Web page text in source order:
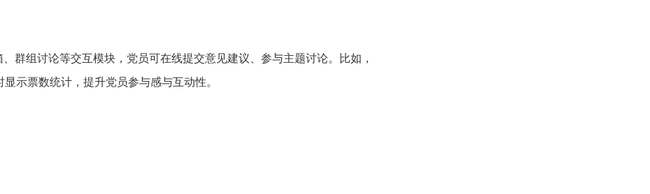
群组讨论等交互模块，党员可在线提交意见建议、参与主题讨论。比如，
示票数统计，提升党员参与感与互动性。